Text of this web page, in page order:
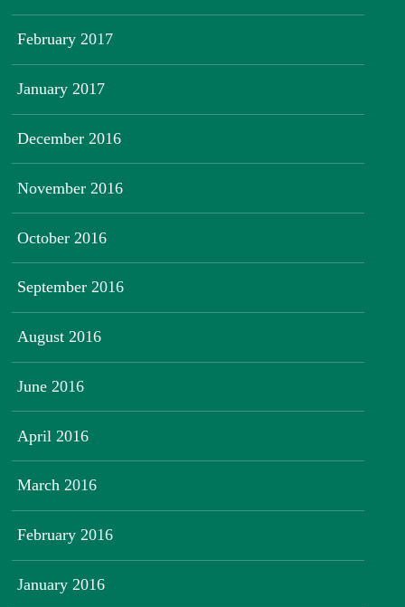
February 2017
January 2017
December 2016
November 2016
October 2016
September 2016
August 2016
June 2016
April 2016
March 2016
February 2016
January 2016